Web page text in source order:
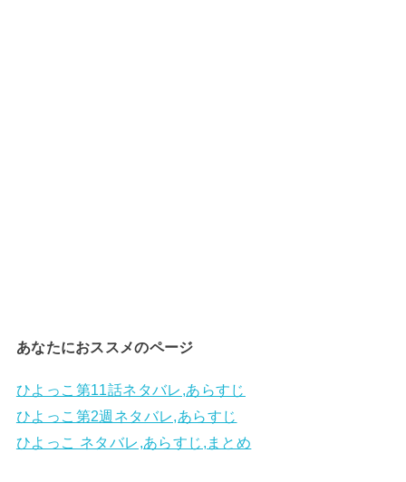
あなたにおススメのページ
ひよっこ第11話ネタバレ,あらすじ
ひよっこ第2週ネタバレ,あらすじ
ひよっこ ネタバレ,あらすじ,まとめ